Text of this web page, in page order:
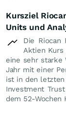
Kursziel
Units und
Die Riocan
Aktien Kurs
eine sehr starke
Jahr mit einer
ist in den letzten
Investment
dem 52-Wochen